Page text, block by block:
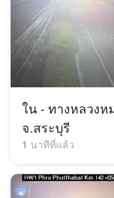
ใน - ทางหลวง
จ.สระบุรี
2 นาทีที่แล้ว